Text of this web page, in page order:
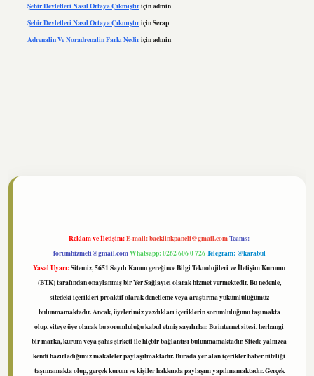
Şehir Devletleri Nasıl Ortaya Çıkmıştıriçinadmin
Şehir Devletleri Nasıl Ortaya ÇıkmıştıriçinSerap
Adrenalin Ve Noradrenalin Farkı Nediriçinadmin
Reklam ve İletişim:E-mail:backlinkpaneli@gmail.comTeams:
forumhizmeti@gmail.comWhatsapp: 0262 606 0 726Telegram: @karabul
Yasal Uyarı:Sitemiz, 5651 Sayılı Kanun gereğince Bilgi Teknolojileri ve İletişim Kurumu
(BTK) tarafından onaylanmış bir Yer Sağlayıcı olarak hizmet vermektedir. Bu nedenle,
sitedeki içerikleri proaktif olarak denetleme veya araştırma yükümlülüğümüz
bulunmamaktadır. Ancak, üyelerimiz yazdıkları içeriklerin sorumluluğunu taşımakta
olup, siteye üye olarak bu sorumluluğu kabul etmiş sayılırlar. Bu internet sitesi, herhangi
bir marka, kurum veya şahıs şirketi ile hiçbir bağlantısı bulunmamaktadır. Sitede yalnızca
kendi hazırladığımız makaleler paylaşılmaktadır. Burada yer alan içerikler haber niteliği
taşımamakta olup, gerçek kurum ve kişiler hakkında paylaşım yapılmamaktadır. Gerçek